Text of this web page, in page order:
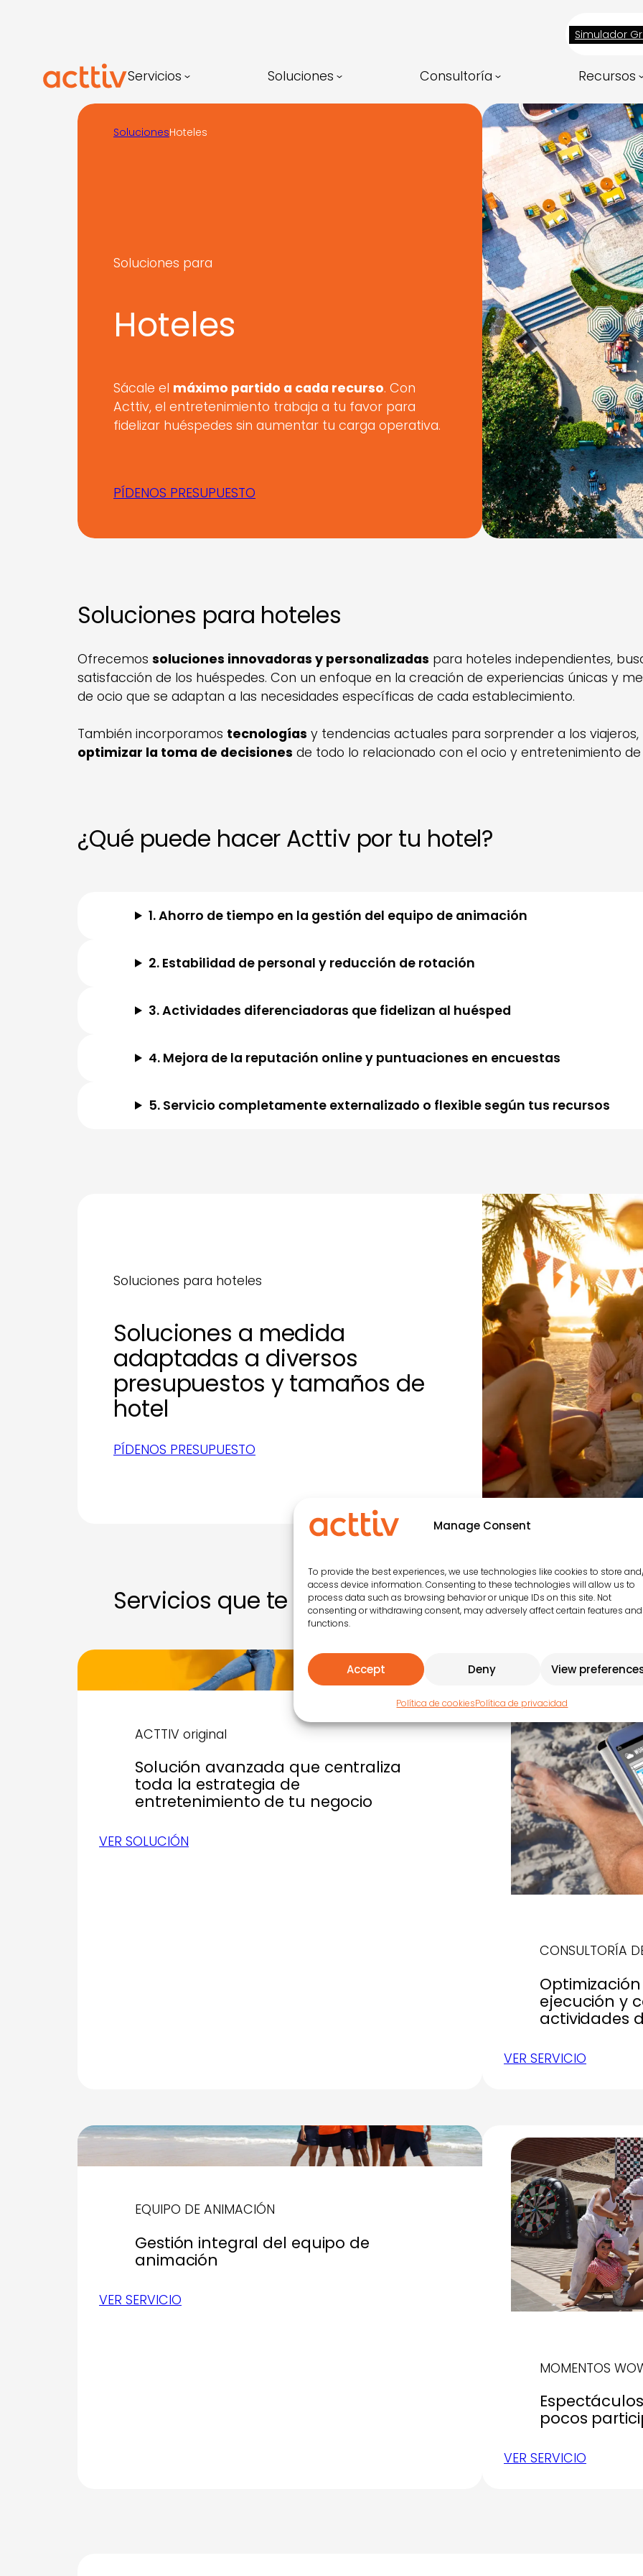
Manage Consent
To provide the best experiences, we use technologies like cookies to store
access device information. Consenting to these technologies will allow us to
process data such as browsing behavior or unique IDs on this site. Not
consenting or withdrawing consent, may adversely affect certain features and
functions.
Accept Deny View
Política de cookiesPolítica de privacidad
Simulador
Servicios Soluciones Consultoría Recursos
SolucionesHoteles
Soluciones para
Hoteles
Sácale el máximo partido a cada recurso. Con
Acttiv, el entretenimiento trabaja a tu favor para
fidelizar huéspedes sin aumentar tu carga operativa.
PÍDENOS PRESUPUESTO
Soluciones para hoteles
Ofrecemos soluciones innovadoras y personalizadas para hoteles independientes,
satisfacción de los huéspedes. Con un enfoque en la creación de experiencias únicas y
de ocio que se adaptan a las necesidades específicas de cada establecimiento.
También incorporamos tecnologías y tendencias actuales para sorprender a los
optimizar la toma de decisiones de todo lo relacionado con el ocio y entretenimiento
¿Qué puede hacer Acttiv por tu hotel?
1. Ahorro de tiempo en la gestión del equipo de animación
2. Estabilidad de personal y reducción de rotación
3. Actividades diferenciadoras que fidelizan al huésped
4. Mejora de la reputación online y puntuaciones en encuestas
5. Servicio completamente externalizado o flexible según tus recursos
Soluciones para hoteles
Soluciones a medida
adaptadas a diversos
presupuestos y tamaños de
hotel
PÍDENOS PRESUPUESTO
Servicios que te pueden interesar…
ACTTIV original
Solución avanzada que centraliza
toda la estrategia de
entretenimiento de tu negocio
VER SOLUCIÓN
CONSULTORÍA
ejecución y
actividades
VER SERVICIO
EQUIPO DE ANIMACIÓN
Gestión integral del equipo de
animación
VER SERVICIO
MOMENTOS
pocos
VER SERVICIO